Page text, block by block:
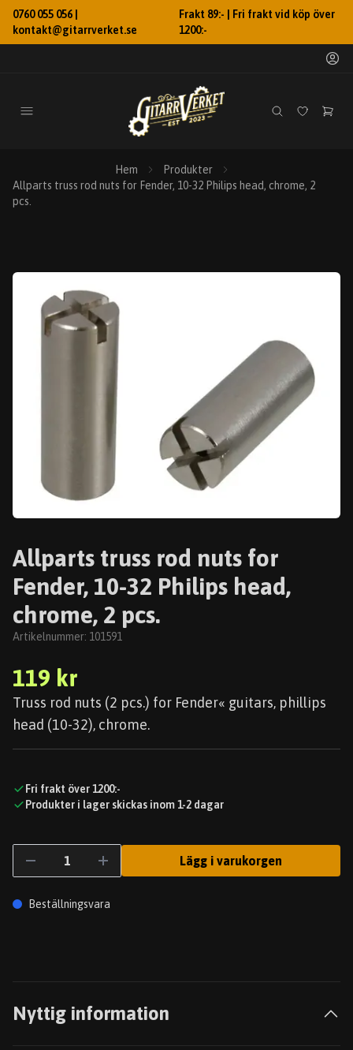
0760 055 056 |
kontakt@gitarrverket.se
Frakt 89:- | Fri frakt vid köp över
1200:-
Hem
Produkter
Allparts truss rod nuts for Fender, 10-32 Philips head, chrome, 2
pcs.
Allparts truss rod nuts for
Fender, 10-32 Philips head,
chrome, 2 pcs.
Artikelnummer: 101591
119 kr
Truss rod nuts (2 pcs.) for Fender« guitars, phillips
head (10-32), chrome.
Fri frakt över 1200:-
Produkter i lager skickas inom 1-2 dagar
Lägg i varukorgen
Beställningsvara
Nyttig information